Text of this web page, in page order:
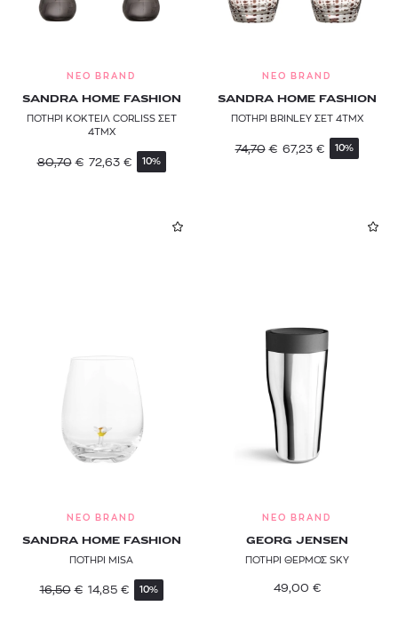
NEO BRAND
SANDRA HOME FASHION
ΠΟΤΗΡΙ ΚΟΚΤΕΙΛ CORLISS ΣΕΤ
4ΤΜΧ
80,70 € 72,63 € 10%
NEO BRAND
SANDRA HOME FASHION
ΠΟΤΗΡΙ BRINLEY ΣΕΤ 4ΤΜΧ
74,70 € 67,23 € 10%
NEO BRAND
SANDRA HOME FASHION
ΠΟΤΗΡΙ MISA
16,50 € 14,85 € 10%
NEO BRAND
GEORG JENSEN
ΠΟΤΗΡΙ ΘΕΡΜΟΣ SKY
49,00 €